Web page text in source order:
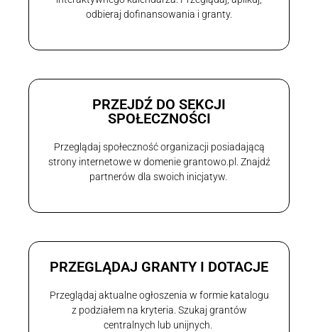
odbieraj dofinansowania i granty.
PRZEJDŹ DO SEKCJI
SPOŁECZNOŚCI
Przeglądaj społeczność organizacji posiadającą
strony internetowe w domenie grantowo.pl. Znajdź
partnerów dla swoich inicjatyw.
PRZEGLĄDAJ GRANTY I DOTACJE
Przeglądaj aktualne ogłoszenia w formie katalogu
z podziałem na kryteria. Szukaj grantów
centralnych lub unijnych.